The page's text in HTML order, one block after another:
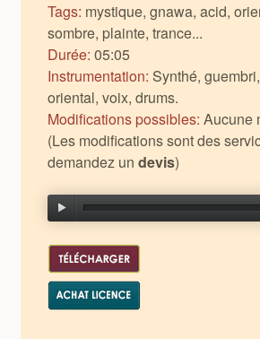
Tags: mystique, gnawa, acid,
sombre, plainte, trance...
Durée: 05:05
Instrumentation: Synthé,
oriental, voix, drums.
Modifications possibles: Aucune
(Les modifications sont des
demandez un devis)